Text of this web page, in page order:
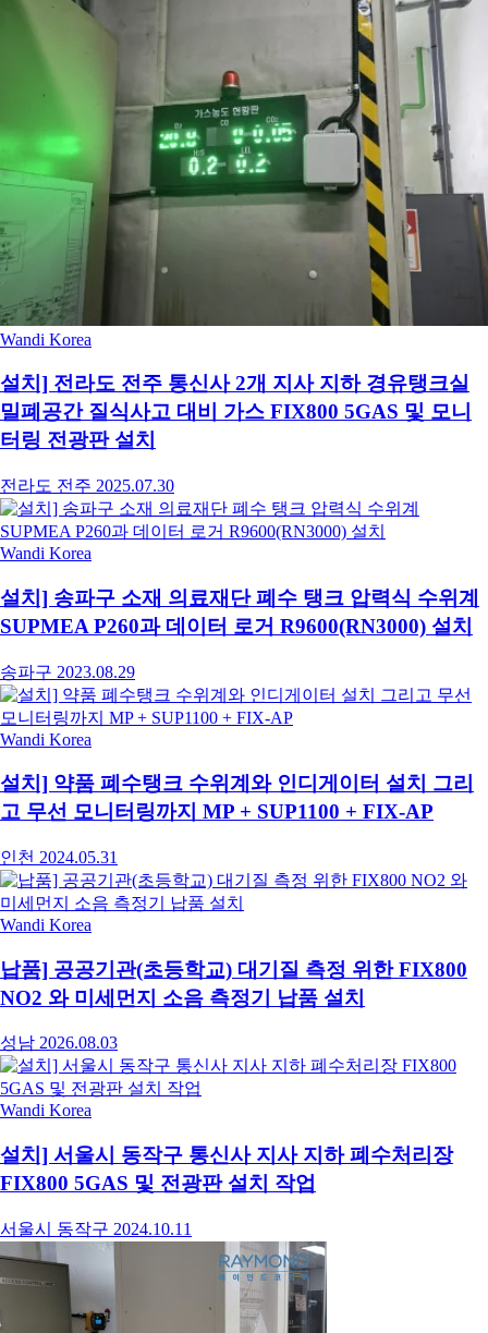
Wandi Korea
설치] 전라도 전주 통신사 2개 지사 지하 경유탱크실
밀폐공간 질식사고 대비 가스 FIX800 5GAS 및 모니
터링 전광판 설치
전라도 전주 2025.07.30
Wandi Korea
설치] 송파구 소재 의료재단 폐수 탱크 압력식 수위계
SUPMEA P260과 데이터 로거 R9600(RN3000) 설치
송파구 2023.08.29
Wandi Korea
설치] 약품 폐수탱크 수위계와 인디게이터 설치 그리
고 무선 모니터링까지 MP + SUP1100 + FIX-AP
인천 2024.05.31
Wandi Korea
납품] 공공기관(초등학교) 대기질 측정 위한 FIX800
NO2 와 미세먼지 소음 측정기 납품 설치
성남 2026.08.03
Wandi Korea
설치] 서울시 동작구 통신사 지사 지하 폐수처리장
FIX800 5GAS 및 전광판 설치 작업
서울시 동작구 2024.10.11